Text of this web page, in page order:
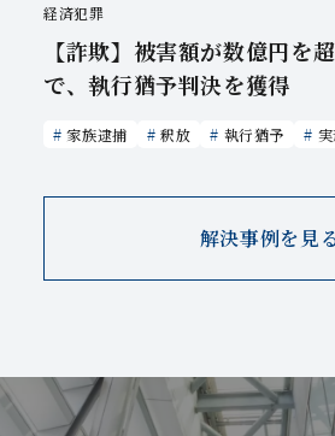
経済犯罪
【詐欺】被害額が数億円を
で、執行猶予判決を獲得
家族逮捕 釈放 執行猶予
解決事例を見